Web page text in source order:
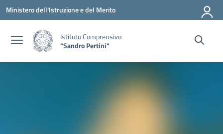
Vai ai contenuti
Vai al menu di navigazione
Vai al footer
Ministero dell'Istruzione e del Merito
Istituto Comprensivo
"Sandro Pertini"